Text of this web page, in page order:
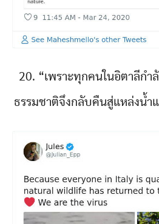
20. “เพราะทุกคนในอิตาลีกำ
ธรรมชาติจึงกลับคืนสู่แหล่งน้ำแ